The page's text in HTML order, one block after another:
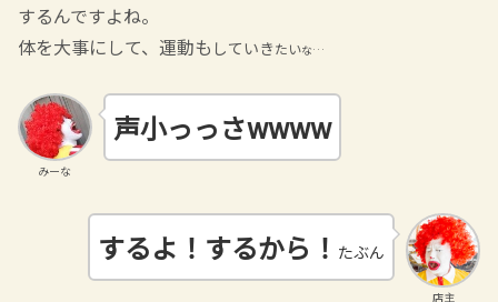
するんですよね。
体を大事にして、運動も していきたいな…
みーな
声小っっさwwww
店主
するよ！するから！ たぶん